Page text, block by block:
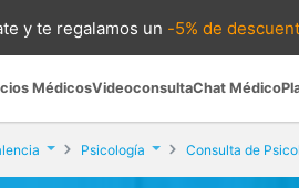
yte regalamos un -5% de
MédicosVideoconsultaChat Médico
Psicología Consulta de